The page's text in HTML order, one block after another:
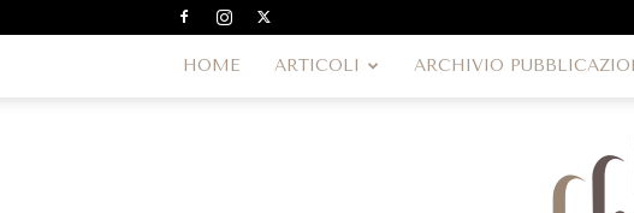
HOME ARTICOLI ARCHIVIO